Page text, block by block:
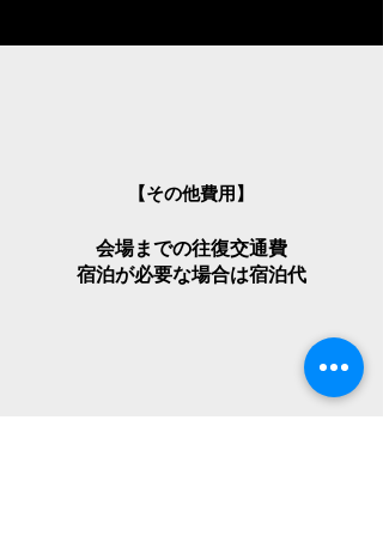
【その他費用】
会場までの往復交通費
宿泊が必要な場合は宿泊代